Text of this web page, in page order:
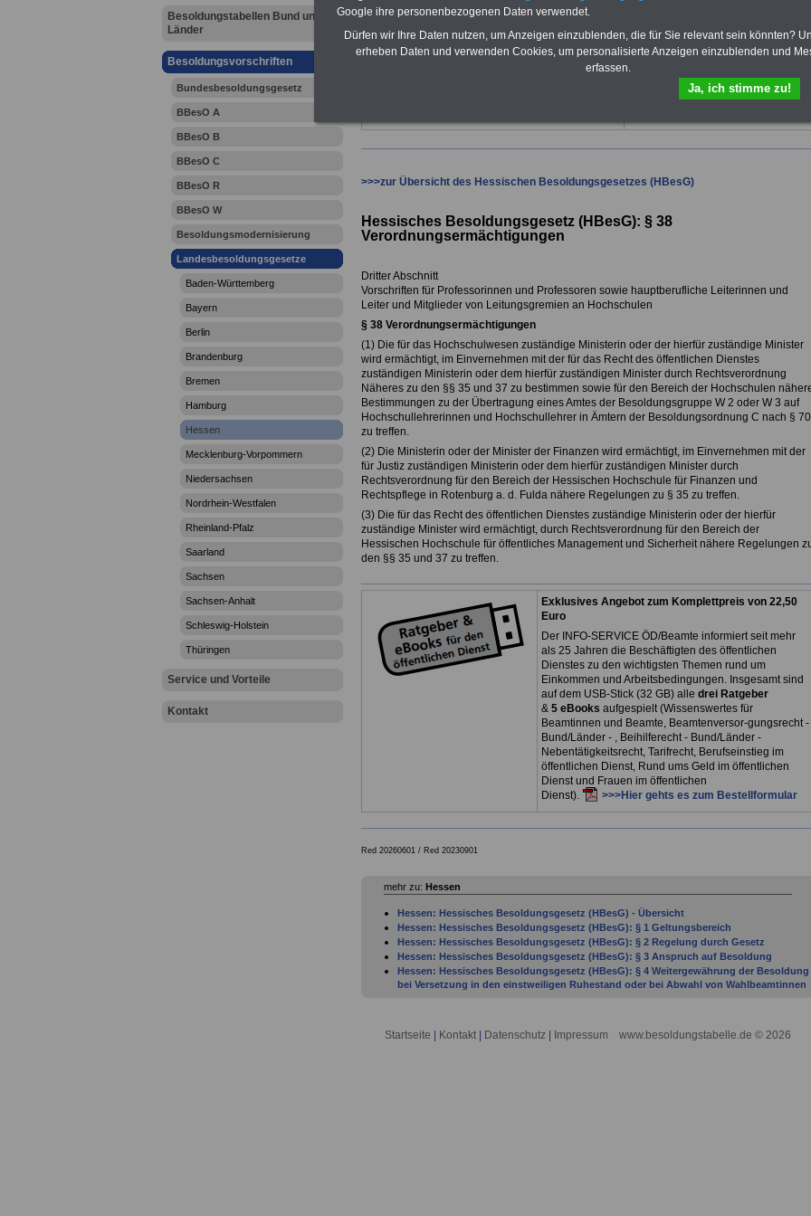
Besoldungstabellen Bund und
Länder
Besoldungsvorschriften
Bundesbesoldungsgesetz
BBesO A
BBesO B
BBesO C
BBesO R
BBesO W
Besoldungsmodernisierung
Landesbesoldungsgesetze
Baden-Württemberg
Bayern
Berlin
Brandenburg
Bremen
Hamburg
Hessen
Mecklenburg-Vorpommern
Niedersachsen
Nordrhein-Westfalen
Rheinland-Pfalz
Saarland
Sachsen
Sachsen-Anhalt
Schleswig-Holstein
Thüringen
Service und Vorteile
Kontakt
wichtigsten Fragen zum Öffentlichen
Dienst auf dem Laufenden: Sie
10 Bücher und eBooks zum
herunterladen, lesen und
>>>zur Übersicht des Hessischen Besoldungsgesetzes (HBesG)
Hessisches Besoldungsgesetz (HBesG): § 38
Verordnungsermächtigungen
Dritter Abschnitt
Vorschriften für Professorinnen und Professoren sowie hauptberufliche Leiterinnen und
Leiter und Mitglieder von Leitungsgremien an Hochschulen
§ 38 Verordnungsermächtigungen
(1) Die für das Hochschulwesen zuständige Ministerin oder der hierfür zuständige Minister
wird ermächtigt, im Einvernehmen mit der für das Recht des öffentlichen Dienstes
zuständigen Ministerin oder dem hierfür zuständigen Minister durch Rechtsverordnung
Näheres zu den §§ 35 und 37 zu bestimmen sowie für den Bereich der Hochschulen
Bestimmungen zu der Übertragung eines Amtes der Besoldungsgruppe W 2 oder W 3 auf
Hochschullehrerinnen und Hochschullehrer in Ämtern der Besoldungsordnung C nach § 70
zu treffen.
(2) Die Ministerin oder der Minister der Finanzen wird ermächtigt, im Einvernehmen mit der
für Justiz zuständigen Ministerin oder dem hierfür zuständigen Minister durch
Rechtsverordnung für den Bereich der Hessischen Hochschule für Finanzen und
Rechtspflege in Rotenburg a. d. Fulda nähere Regelungen zu § 35 zu treffen.
(3) Die für das Recht des öffentlichen Dienstes zuständige Ministerin oder der hierfür
zuständige Minister wird ermächtigt, durch Rechtsverordnung für den Bereich der
Hessischen Hochschule für öffentliches Management und Sicherheit nähere Regelungen
den §§ 35 und 37 zu treffen.
Exklusives Angebot zum Komplettpreis von 22,50
Euro
Der INFO-SERVICE ÖD/Beamte informiert seit mehr
als 25 Jahren die Beschäftigten des öffentlichen
Dienstes zu den wichtigsten Themen rund um
Einkommen und Arbeitsbedingungen. Insgesamt sind
auf dem USB-Stick (32 GB) alle drei Ratgeber
& 5 eBooks aufgespielt (Wissenswertes für
Beamtinnen und Beamte, Beamtenversor-gungsrecht -
Bund/Länder - , Beihilferecht - Bund/Länder -
Nebentätigkeitsrecht, Tarifrecht, Berufseinstieg im
öffentlichen Dienst, Rund ums Geld im öffentlichen
Dienst und Frauen im öffentlichen
Dienst).
>>>Hier gehts es zum Bestellformular
Red 20260601 / Red 20230901
mehr zu: Hessen
Hessen: Hessisches Besoldungsgesetz (HBesG) - Übersicht
Hessen: Hessisches Besoldungsgesetz (HBesG): § 1 Geltungsbereich
Hessen: Hessisches Besoldungsgesetz (HBesG): § 2 Regelung durch Gesetz
Hessen: Hessisches Besoldungsgesetz (HBesG): § 3 Anspruch auf Besoldung
Hessen: Hessisches Besoldungsgesetz (HBesG): § 4 Weitergewährung der Besoldung
bei Versetzung in den einstweiligen Ruhestand oder bei Abwahl von Wahlbeamtinnen
Hauptämtern
Hessen: Hessisches Besoldungsgesetz (HBesG): § 6 Besoldung bei
Startseite Kontakt Datenschutz Impressum www.besoldungstabelle.de © 2026
Google ihre personenbezogenen Daten verwendet.
Dürfen wir Ihre Daten nutzen, um Anzeigen einzublenden, die für Sie relevant sein könnten?
erheben Daten und verwenden Cookies, um personalisierte Anzeigen einzublenden und
erfassen.
Ja, ich stimme zu!